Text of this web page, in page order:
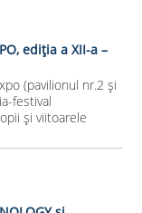
ediţia a XII-a –
(pavilionul nr.2 și
festival
şi viitoarele